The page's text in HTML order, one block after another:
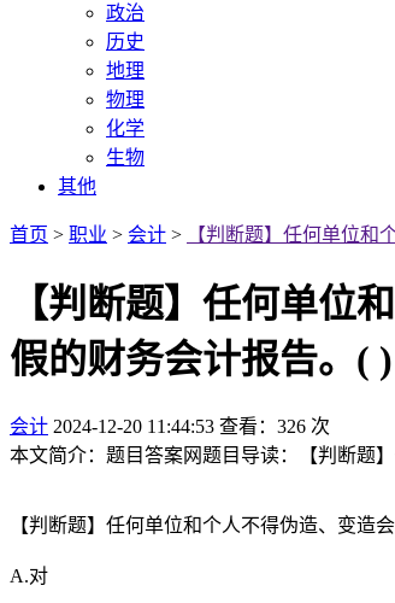
政治
历史
地理
物理
化学
生物
其他
首页 > 职业 > 会计 > 【判断题】任何单位和
【判断题】任何单位
假的财务会计报告。( )
会计 2024-12-20 11:44:53 查看：326 次
本文简介：题目答案网题目导读：【判断题
【判断题】任何单位和个人不得伪造、变造
A.对